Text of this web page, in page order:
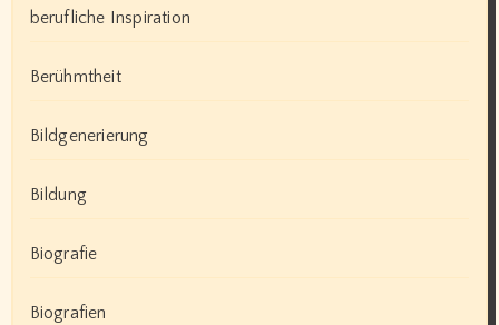
berufliche Inspiration
Berühmtheit
Bildgenerierung
Bildung
Biografie
Biografien